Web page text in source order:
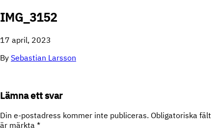
IMG_3152
17 april, 2023
By Sebastian Larsson
Lämna ett svar
Din e-postadress kommer inte publiceras. Obligatoriska fält
är märkta *